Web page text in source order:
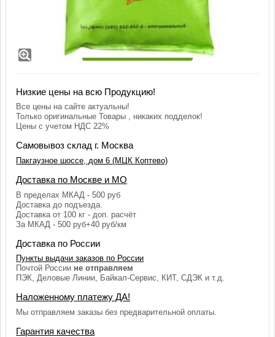
Куриный помет 3,5 кг
В корзину
Низкие цены на всю Продукцию!
Все цены на сайте актуальны!
Только оригинальные Товары , никаких подделок!
Цены с учетом НДС 22%
Самовывоз склад г. Москва
Пакгаузное шоссе, дом 6 (МЦК Коптево)
Доставка по Москве и МО
В пределах МКАД - 500 руб
Доставка до подъезда.
Доставка от 100 кг - доп. расчёт
За МКАД - 500 руб+40 руб/км
Доставка по России
Пункты выдачи заказов по России
Почтой России не отправляем
ПЭК, Деловые Линии, Байкал-Сервис, КИТ, СДЭК и т.д.
Наложенному платежу ДА!
Мы отправляем заказы без предварительной оплаты.
Гарантия качества